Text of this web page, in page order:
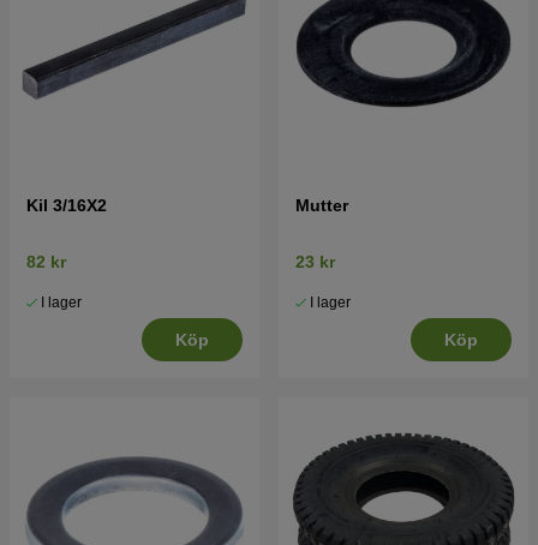
Kil 3/16X2
82 kr
I lager
Köp
Mutter
23 kr
I lager
Köp